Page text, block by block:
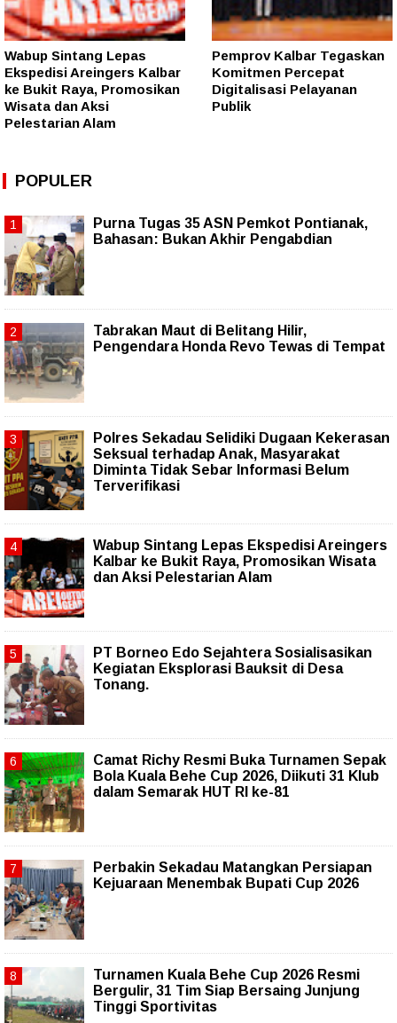
Wabup Sintang Lepas
Ekspedisi Areingers Kalbar
ke Bukit Raya, Promosikan
Wisata dan Aksi
Pelestarian Alam
Pemprov Kalbar Tegaskan
Komitmen Percepat
Digitalisasi Pelayanan
Publik
POPULER
Purna Tugas 35 ASN Pemkot Pontianak,
Bahasan: Bukan Akhir Pengabdian
Tabrakan Maut di Belitang Hilir,
Pengendara Honda Revo Tewas di Tempat
Polres Sekadau Selidiki Dugaan Kekerasan
Seksual terhadap Anak, Masyarakat
Diminta Tidak Sebar Informasi Belum
Terverifikasi
Wabup Sintang Lepas Ekspedisi Areingers
Kalbar ke Bukit Raya, Promosikan Wisata
dan Aksi Pelestarian Alam
PT Borneo Edo Sejahtera Sosialisasikan
Kegiatan Eksplorasi Bauksit di Desa
Tonang.
Camat Richy Resmi Buka Turnamen Sepak
Bola Kuala Behe Cup 2026, Diikuti 31 Klub
dalam Semarak HUT RI ke-81
Perbakin Sekadau Matangkan Persiapan
Kejuaraan Menembak Bupati Cup 2026
Turnamen Kuala Behe Cup 2026 Resmi
Bergulir, 31 Tim Siap Bersaing Junjung
Tinggi Sportivitas